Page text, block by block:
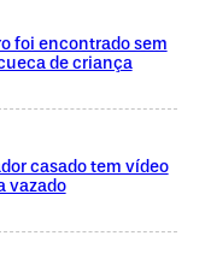
foi encontrado sem
de criança
casado tem vídeo
vazado